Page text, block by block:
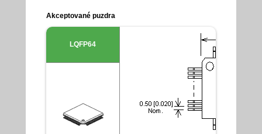
Akceptované puzdra
LQFP64